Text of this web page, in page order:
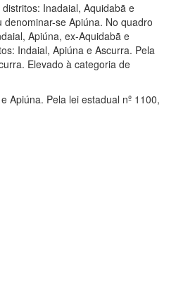
Inadaial, Aquidabã e
se Apiúna. No quadro
Apiúna, ex-Aquidabã e
Indaial, Apiúna e Ascurra. Pela
Elevado à categoria de
Apiúna. Pela lei estadual nº 1100,